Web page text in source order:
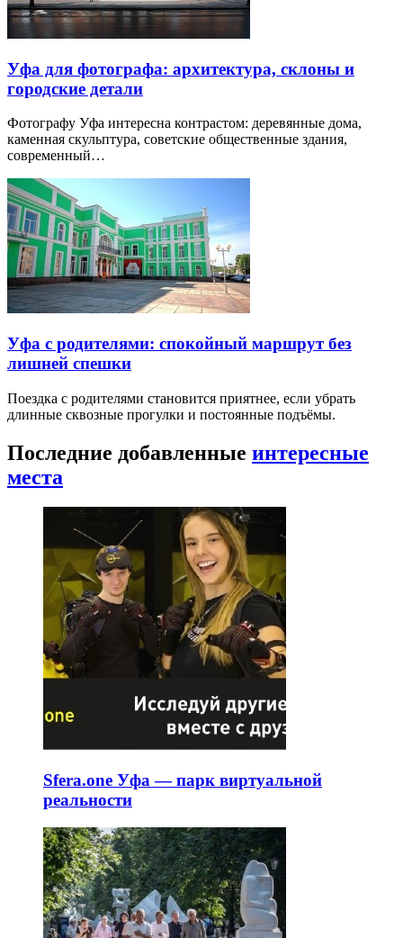
Уфа для фотографа: архитектура, склоны и
городские детали
Фотографу Уфа интересна контрастом: деревянные дома,
каменная скульптура, советские общественные здания,
современный…
Уфа с родителями: спокойный маршрут без
лишней спешки
Поездка с родителями становится приятнее, если убрать
длинные сквозные прогулки и постоянные подъёмы.
Последние добавленные интересные
места
Sfera.one Уфа — парк виртуальной
реальности